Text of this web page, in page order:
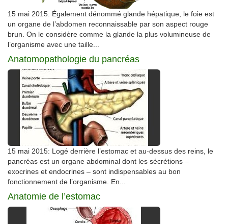
15 mai 2015: Également dénommé glande hépatique, le foie est
un organe de l’abdomen reconnaissable par son aspect rouge
brun. On le considère comme la glande la plus volumineuse de
l’organisme avec une taille...
Anatomopathologie du pancréas
15 mai 2015: Logé derrière l’estomac et au-dessus des reins, le
pancréas est un organe abdominal dont les sécrétions –
exocrines et endocrines – sont indispensables au bon
fonctionnement de l’organisme. En...
Anatomie de l’estomac